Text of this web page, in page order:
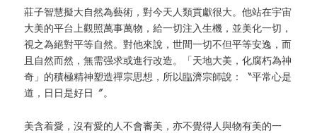
莊子智慧擬大自然為藝術，對今天人類貢獻很大。他站在宇宙
大美的平台上觀照萬事萬物，給一切注入生機，並美化一切，
視之為絕對平等自然。對他來說，世間一切不但平等安逸，而
且自然而然，無需强求或進行改造。「天地大美，化腐朽為神
奇」的積極精神塑造禪宗思想，所以臨濟宗師說：〝平常心是
道，日日是好日〞。
美含着愛，沒有愛的人不會審美，亦不覺得人與物有美的一